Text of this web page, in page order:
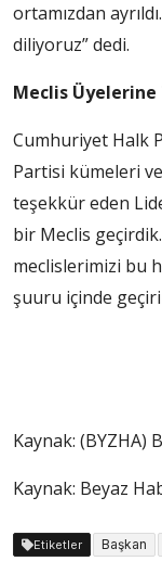
ortamızdan
diliyoruz” dedi.
Meclis
Cumhuriyet Halk
Partisi kümeleri
teşekkür eden
bir Meclis
meclislerimizi bu
şuuru içinde
Kaynak: (BYZHA)
Kaynak: Beyaz
Etiketler Başkan